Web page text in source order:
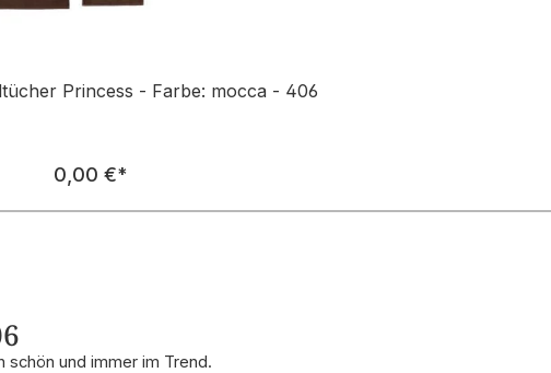
Princess - Farbe: mocca - 406
Regulärer Preis:
0,00 €*
und immer im Trend.